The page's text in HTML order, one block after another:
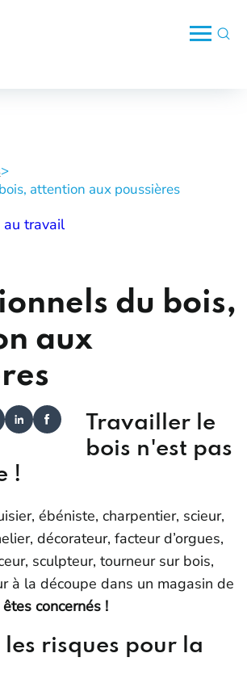
>
attention aux poussières
au travail
du bois,
aux
Travailler le
bois n'est pas
!
ébéniste, charpentier, scieur,
décorateur, facteur d’orgues,
sculpteur, tourneur sur bois,
à la découpe dans un magasin de
concernés !
les risques pour la